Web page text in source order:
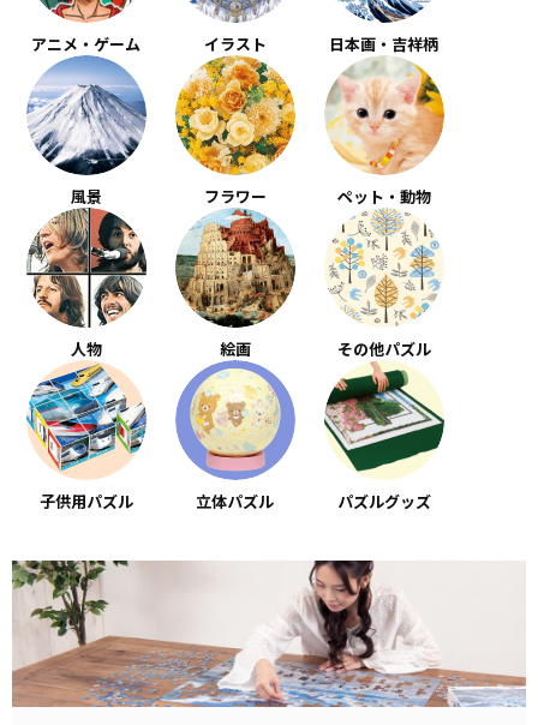
アニメ・ゲーム イラスト 日本画・吉祥柄
風景 フラワー ペット・動物
人物 絵画 その他パズル
子供用パズル 立体パズル パズルグッズ